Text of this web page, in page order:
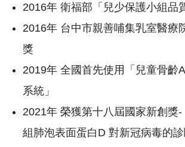
2016年 衛福部「兒少保護小組品
2016年 台中市親善哺集乳室醫療
獎
2019年 全國首先使用「兒童骨齡
系統」
2021年 榮獲第十八屆國家新創獎
組肺泡表面蛋白D 對新冠病毒的